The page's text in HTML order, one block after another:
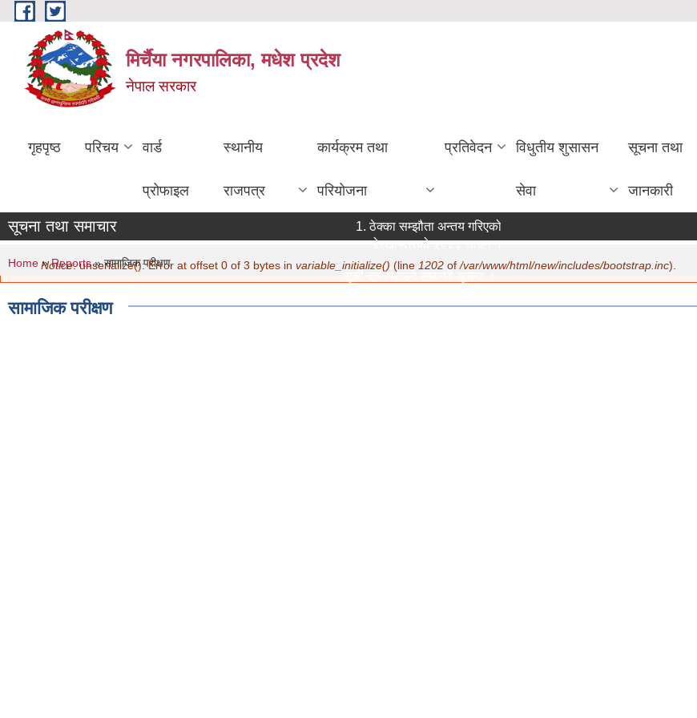
Skip to main content
मिर्चैया नगरपालिका, मधेश प्रदेश
नेपाल सरकार
गृहपृष्ठ परिचय वार्ड
प्रोफाइल
स्थानीय
राजपत्र
कार्यक्रम तथा
परियोजना
प्रतिवेदन विधुतीय शुसासन
सेवा
सूचना तथा
जानकारी
सूचना तथा समाचार
ठेक्का सम्झौता अन्तय गरिएको सम्बन्धी सूचना ।
गोरखापत्रको २०८३ साउन १२ गते मा सूचना प्रकाशन ।
सूची दर्ता गराउने सम्बन्धी सूचना ।
Error message
Notice: unserialize(): Error at offset 0 of 3 bytes in variable_initialize() (line 1202 of/var/www/html/new/includes/bootstrap.inc).
You are here
Home »Reports» सामाजिक परीक्षण
सामाजिक परीक्षण